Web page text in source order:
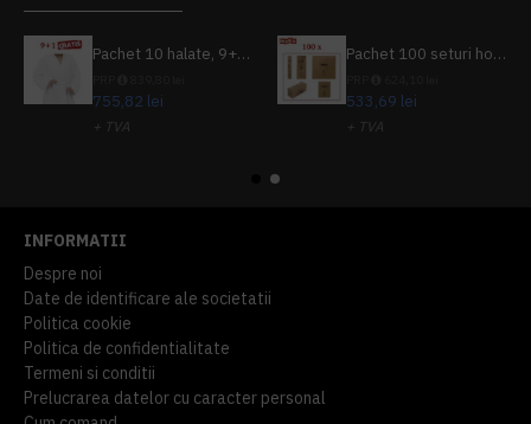
Pachet 10 halate, 9+1 gratuit
755,82 lei
+ TVA
Pachet 100 seturi hoteliere, set dentar, set barbierit, casca de dus, pila unghii, set cusut
533,69 lei
+ TVA
INFORMATII
Despre noi
Date de identificare ale societatii
Politica cookie
Politica de confidentialitate
Termeni si conditii
Prelucrarea datelor cu caracter personal